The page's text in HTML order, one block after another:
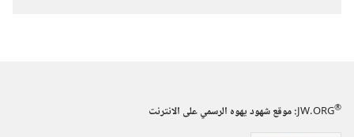
الدراسية)‏
JW.ORG®
:‏ موقع شهود يهوه الرسمي على الانترنت